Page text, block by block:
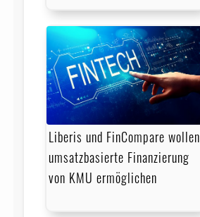
Liberis und FinCompare wollen
umsatzbasierte Finanzierung
von KMU ermöglichen